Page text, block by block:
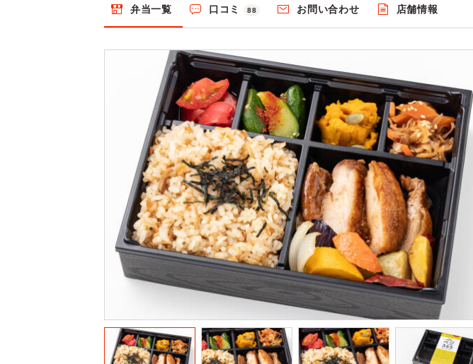
弁当一覧 口コミ 88 お問い合わせ 店舗情報